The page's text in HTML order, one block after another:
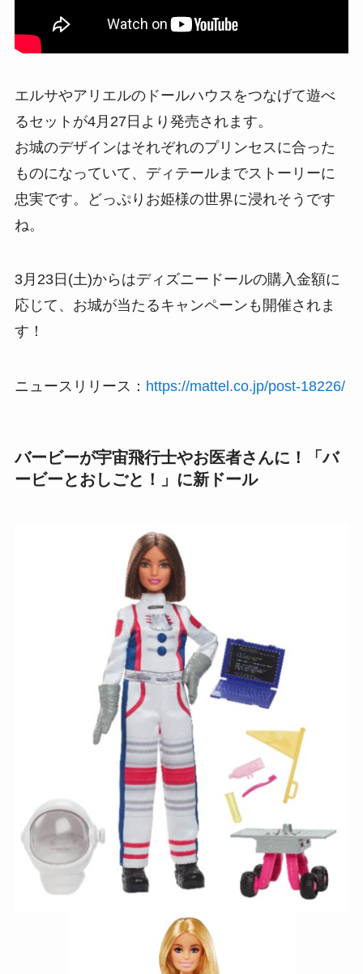
エルサやアリエルのドールハウスをつなげて遊べ
るセットが4月27日より発売されます。
お城のデザインはそれぞれのプリンセスに合った
ものになっていて、ディテールまでストーリーに
忠実です。どっぷりお姫様の世界に浸れそうです
ね。
3月23日(土)からはディズニードールの購入金額に
応じて、お城が当たるキャンペーンも開催されま
す！
ニュースリリース： https://mattel.co.jp/post-18226/
バービーが宇宙飛行士やお医者さんに！「バ
ービーとおしごと！」に新ドール